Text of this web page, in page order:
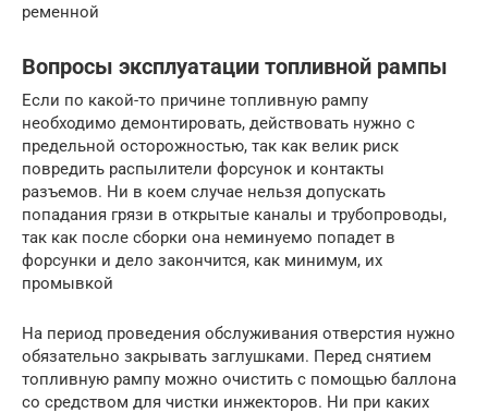
ременной
Вопросы эксплуатации топливной рампы
Если по какой-то причине топливную рампу
необходимо демонтировать, действовать нужно с
предельной осторожностью, так как велик риск
повредить распылители форсунок и контакты
разъемов. Ни в коем случае нельзя допускать
попадания грязи в открытые каналы и трубопроводы,
так как после сборки она неминуемо попадет в
форсунки и дело закончится, как минимум, их
промывкой
На период проведения обслуживания отверстия нужно
обязательно закрывать заглушками. Перед снятием
топливную рампу можно очистить с помощью баллона
со средством для чистки инжекторов. Ни при каких